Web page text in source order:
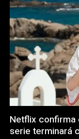
Netflix confirma
serie terminará